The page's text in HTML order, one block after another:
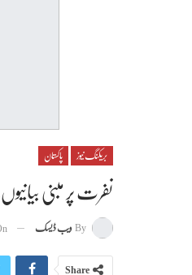
بریکنگ نیوز پاکستان
نفرت پر مبنی
By ویب ڈیسک
Share